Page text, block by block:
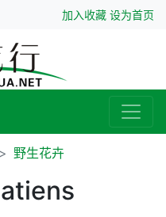
加入收藏 设为首页
野生花卉